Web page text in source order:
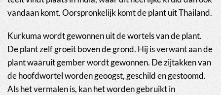
vandaan komt. Oorspronkelijk komt de plant uit Thailand.
Kurkuma wordt gewonnen uit de wortels van de plant.
De plant zelf groeit boven de grond. Hij is verwant aan de
plant waaruit gember wordt gewonnen. De zijtakken van
de hoofdwortel worden geoogst, geschild en gestoomd.
Als het vermalen is, kan het worden gebruikt in